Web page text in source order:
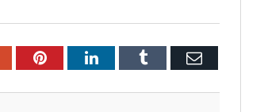
PinterestLinkedInTumblr Email